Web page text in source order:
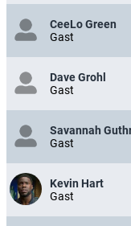
CeeLo Green
Gast
Dave Grohl
Gast
Savannah
Gast
Kevin Hart
Gast